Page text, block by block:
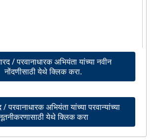
/ परवानाधारक अभियंता यांच्या नवीन
नोंदणीसाठी येथे क्लिक करा.
/ परवानाधारक अभियंता यांच्या परवान्यांच्या
येथे क्लिक करा